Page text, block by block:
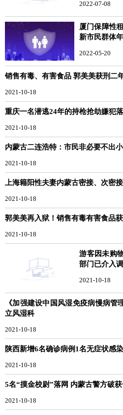
2022-07-08
厦门保障性
新市民群体
2022-05-20
销售有毒、有害食品 郭美美获刑二
2021-10-18
重庆一名潜逃24年的持枪抢劫嫌犯
2021-10-18
内蒙古二连浩特：市民非必要不出
2021-10-18
上海籍阳性夫妻内蒙古密接、次密
2021-10-18
郭美美再入狱！销售有毒有害食品
2021-10-18
游客因未购
部门已介入
2021-10-18
《加强建设中国风湿免疫病慢病
立风湿科
2021-10-18
陕西新增6名确诊病例1名无症状感
2021-10-18
5名“摸金校尉”落网 内蒙古警方破
2021-10-18